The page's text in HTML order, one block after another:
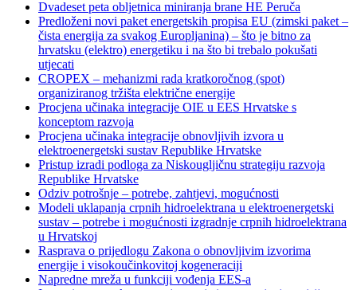
Dvadeset peta obljetnica miniranja brane HE Peruča
Predloženi novi paket energetskih propisa EU (zimski paket –
čista energija za svakog Europljanina) – što je bitno za
hrvatsku (elektro) energetiku i na što bi trebalo pokušati
utjecati
CROPEX – mehanizmi rada kratkoročnog (spot)
organiziranog tržišta električne energije
Procjena učinaka integracije OIE u EES Hrvatske s
konceptom razvoja
Procjena učinaka integracije obnovljivih izvora u
elektroenergetski sustav Republike Hrvatske
Pristup izradi podloga za Niskougljičnu strategiju razvoja
Republike Hrvatske
Odziv potrošnje – potrebe, zahtjevi, mogućnosti
Modeli uklapanja crpnih hidroelektrana u elektroenergetski
sustav – potrebe i mogućnosti izgradnje crpnih hidroelektrana
u Hrvatskoj
Rasprava o prijedlogu Zakona o obnovljivim izvorima
energije i visokoučinkovitoj kogeneraciji
Napredne mreža u funkciji vođenja EES-a